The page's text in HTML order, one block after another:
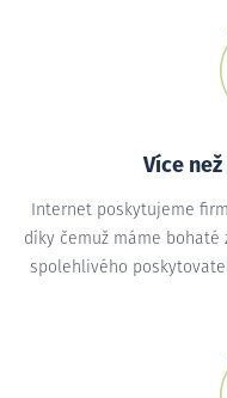
Více
Internet poskytujeme
díky čemuž máme
spolehlivého